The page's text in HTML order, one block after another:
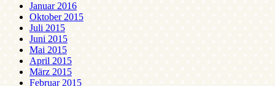
Januar 2016
Oktober 2015
Juli 2015
Juni 2015
Mai 2015
April 2015
März 2015
Februar 2015